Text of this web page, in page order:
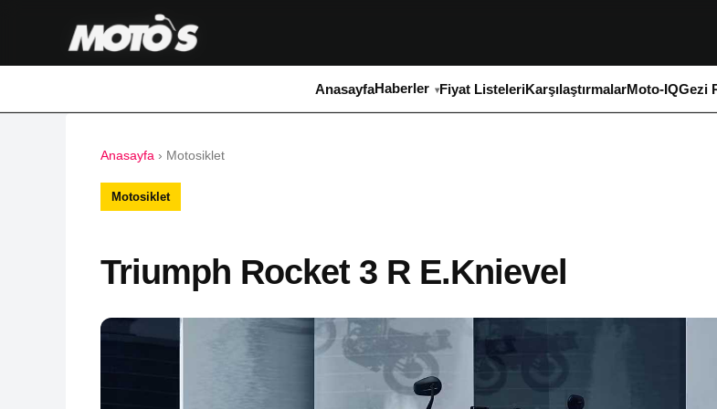
AnasayfaHaberler Fiyat ListeleriKarşılaştırmalarMoto-IQGezi
Anasayfa › Motosiklet
Motosiklet
Triumph Rocket 3 R E.Knievel